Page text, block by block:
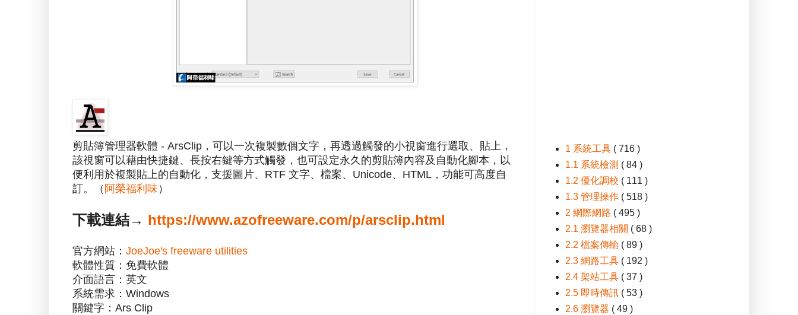
剪貼簿管理器軟體 - ArsClip，可以一次複製數個文字，再透過觸發的小視窗進行選取、貼上，
該視窗可以藉由快捷鍵、長按右鍵等方式觸發，也可設定永久的剪貼簿內容及自動化腳本，以
便利用於複製貼上的自動化，支援圖片、RTF 文字、檔案、Unicode、HTML，功能可高度自
訂。（ 阿榮福利味 ）
下載連結→ https://www.azofreeware.com/p/arsclip.html
官方網站： JoeJoe's freeware utilities
軟體性質：免費軟體
介面語言：英文
系統需求：Windows
關鍵字：Ars Clip
1 系統工具 ( 716 )
1.1 系統檢測 ( 84 )
1.2 優化調校 ( 111 )
1.3 管理操作 ( 518 )
2 網際網路 ( 495 )
2.1 瀏覽器相關 ( 68 )
2.2 檔案傳輸 ( 89 )
2.3 網路工具 ( 192 )
2.4 架站工具 ( 37 )
2.5 即時傳訊 ( 53 )
2.6 瀏覽器 ( 49 )